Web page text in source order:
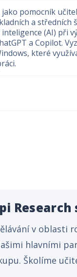
pomocník
a středních
(AI) při
a Copilot.
které
Research
v
hlavními
Školíme